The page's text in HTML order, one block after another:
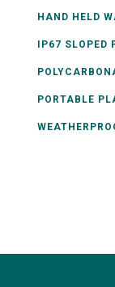
HAND HELD
IP67 SLOPED
PORTABLE